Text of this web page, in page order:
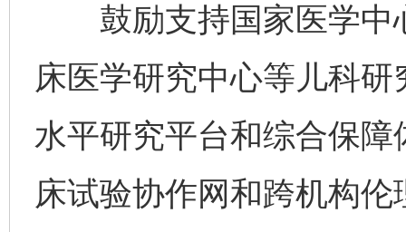
鼓励支持国家医学中
床医学研究中心等儿科
水平研究平台和综合保
床试验协作网和跨机构